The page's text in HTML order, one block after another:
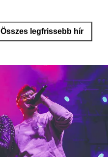
Összes legfrissebb hír